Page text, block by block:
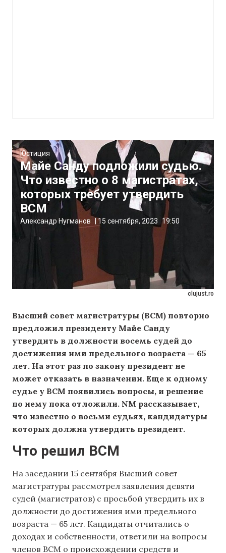
clujust.ro
Юстиция
Майе Санду подложили судью.
Что известно о 8 магистратах,
которых требует утвердить
ВСМ
Александр Нугманов 15 сентября, 2023 19:50
Высший совет магистратуры (ВСМ) повторно
предложил президенту Майе Санду
утвердить в должности восемь судей до
достижения ими предельного возраста — 65
лет. На этот раз по закону президент не
может отказать в назначении. Еще к одному
судье у ВСМ появились вопросы, и решение
по нему пока отложили. NM рассказывает,
что известно о восьми судьях, кандидатуры
которых должна утвердить президент.
Что решил ВСМ
На заседании 15 сентября Высший совет
магистратуры рассмотрел заявления девяти
судей (магистратов) с просьбой утвердить их в
должности до достижения ими предельного
возраста — 65 лет. Кандидаты отчитались о
доходах и собственности, ответили на вопросы
членов ВСМ о происхождении средств и